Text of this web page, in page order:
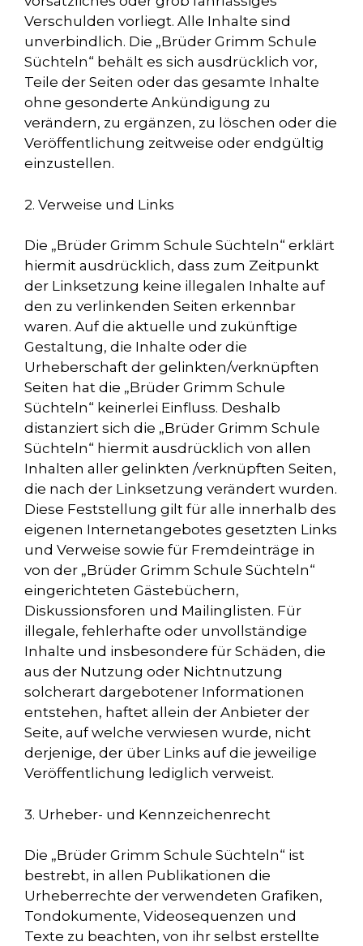
Verschulden vorliegt. Alle Inhalte sind
unverbindlich. Die „Brüder Grimm Schule
Süchteln“ behält es sich ausdrücklich vor,
Teile der Seiten oder das gesamte Inhalte
ohne gesonderte Ankündigung zu
verändern, zu ergänzen, zu löschen oder die
Veröffentlichung zeitweise oder endgültig
einzustellen.
2. Verweise und Links
Die „Brüder Grimm Schule Süchteln“ erklärt
hiermit ausdrücklich, dass zum Zeitpunkt
der Linksetzung keine illegalen Inhalte auf
den zu verlinkenden Seiten erkennbar
waren. Auf die aktuelle und zukünftige
Gestaltung, die Inhalte oder die
Urheberschaft der gelinkten/verknüpften
Seiten hat die „Brüder Grimm Schule
Süchteln“ keinerlei Einfluss. Deshalb
distanziert sich die „Brüder Grimm Schule
Süchteln“ hiermit ausdrücklich von allen
Inhalten aller gelinkten /verknüpften Seiten,
die nach der Linksetzung verändert wurden.
Diese Feststellung gilt für alle innerhalb des
eigenen Internetangebotes gesetzten Links
und Verweise sowie für Fremdeinträge in
von der „Brüder Grimm Schule Süchteln“
eingerichteten Gästebüchern,
Diskussionsforen und Mailinglisten. Für
illegale, fehlerhafte oder unvollständige
Inhalte und insbesondere für Schäden, die
aus der Nutzung oder Nichtnutzung
solcherart dargebotener Informationen
entstehen, haftet allein der Anbieter der
Seite, auf welche verwiesen wurde, nicht
derjenige, der über Links auf die jeweilige
Veröffentlichung lediglich verweist.
3. Urheber- und Kennzeichenrecht
Die „Brüder Grimm Schule Süchteln“ ist
bestrebt, in allen Publikationen die
Urheberrechte der verwendeten Grafiken,
Tondokumente, Videosequenzen und
Texte zu beachten, von ihr selbst erstellte